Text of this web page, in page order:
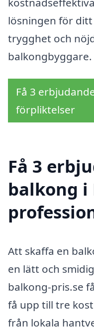
lösningen för
trygghet och
balkongbyggare.
Få 3
förpliktelser
Få 3
balkong
Att skaffa en
en lätt och
balkong-pris.se
få upp till tre
från lokala